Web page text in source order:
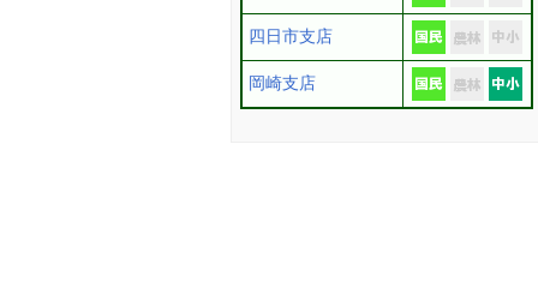
四日市支店
岡崎支店